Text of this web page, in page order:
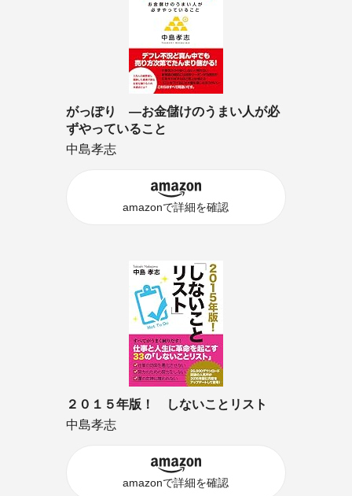
がっぽり ―お金儲けのうまい人が必
ずやっていること
中島孝志
amazonで詳細を確認
２０１５年版！ しないことリスト
中島孝志
amazonで詳細を確認